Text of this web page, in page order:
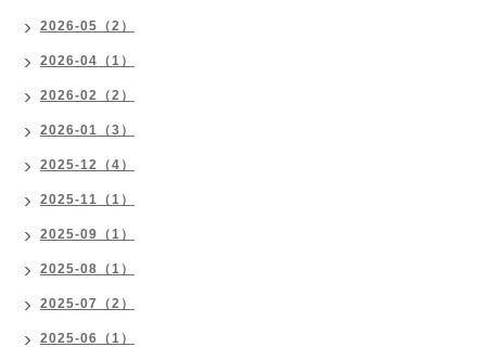
2026-05（2）
2026-04（1）
2026-02（2）
2026-01（3）
2025-12（4）
2025-11（1）
2025-09（1）
2025-08（1）
2025-07（2）
2025-06（1）